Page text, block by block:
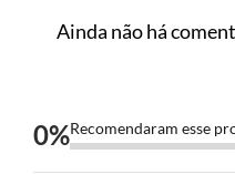
Ainda não há
0%Recomendaram esse